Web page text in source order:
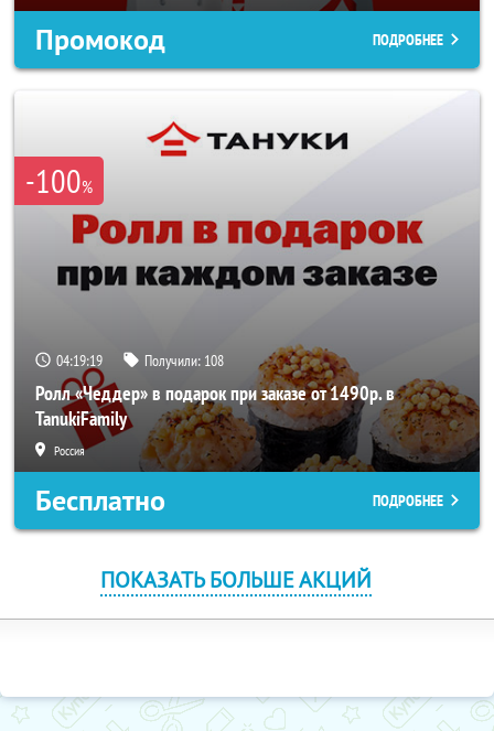
Промокод ПОДРОБНЕЕ
-100%
04:19:18 Получили: 108
Ролл «Чеддер» в подарок при заказе от 1490р. в
TanukiFamily
Россия
Бесплатно ПОДРОБНЕЕ
ПОКАЗАТЬ БОЛЬШЕ АКЦИЙ